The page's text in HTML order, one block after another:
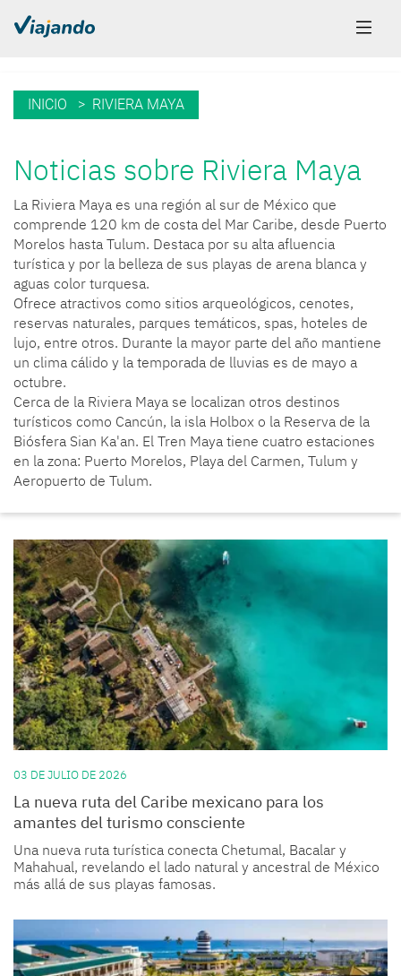
INICIO > RIVIERA MAYA
Noticias sobre Riviera Maya
La Riviera Maya es una región al sur de México que
comprende 120 km de costa del Mar Caribe, desde Puerto
Morelos hasta Tulum. Destaca por su alta afluencia
turística y por la belleza de sus playas de arena blanca y
aguas color turquesa.
Ofrece atractivos como sitios arqueológicos, cenotes,
reservas naturales, parques temáticos, spas, hoteles de
lujo, entre otros. Durante la mayor parte del año mantiene
un clima cálido y la temporada de lluvias es de mayo a
octubre.
Cerca de la Riviera Maya se localizan otros destinos
turísticos como Cancún, la isla Holbox o la Reserva de la
Biósfera Sian Ka'an. El Tren Maya tiene cuatro estaciones
en la zona: Puerto Morelos, Playa del Carmen, Tulum y
Aeropuerto de Tulum.
03 DE JULIO DE 2026
La nueva ruta del Caribe mexicano para los
amantes del turismo consciente
Una nueva ruta turística conecta Chetumal, Bacalar y
Mahahual, revelando el lado natural y ancestral de México
más allá de sus playas famosas.